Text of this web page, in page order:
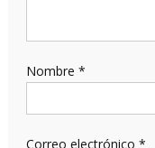
Nombre *
Correo electrónico *